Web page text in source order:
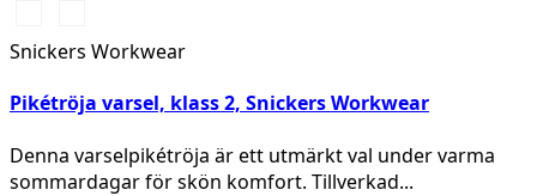
vis
orangeyellow
Snickers Workwear
Pikétröja varsel, klass 2, Snickers Workwear
Denna varselpikétröja är ett utmärkt val under varma
sommardagar för skön komfort. Tillverkad...